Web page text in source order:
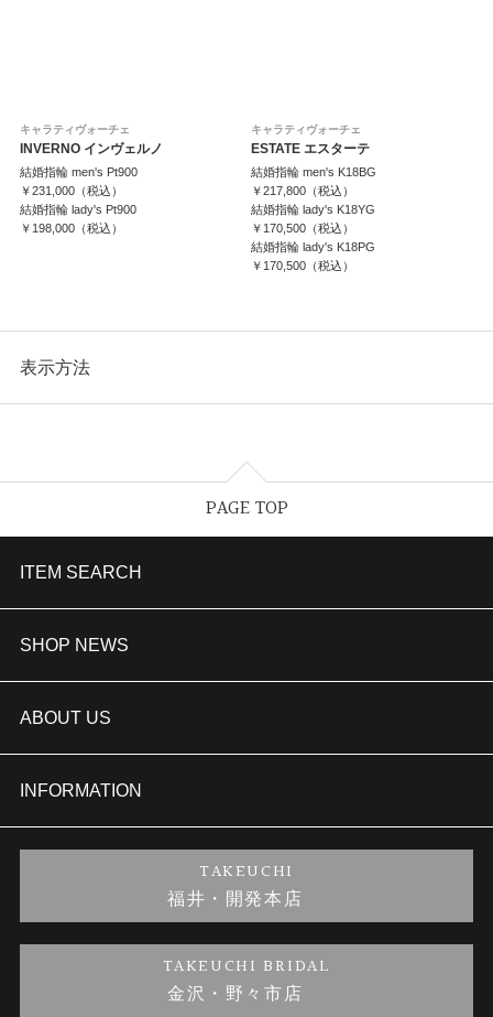
キャラティヴォーチェ
INVERNO インヴェルノ
結婚指輪 men's Pt900
￥231,000（税込）
結婚指輪 lady's Pt900
￥198,000（税込）
キャラティヴォーチェ
ESTATE エスターテ
結婚指輪 men's K18BG
￥217,800（税込）
結婚指輪 lady's K18YG
￥170,500（税込）
結婚指輪 lady's K18PG
￥170,500（税込）
表示方法
PAGE TOP
ITEM SEARCH
婚約指輪
結婚指輪
セットリング
婚約ネックレス
金・プラチナのお取引
SHOP NEWS
TAKEUCHI BRIDAL金沢本店情報
商品一覧
ブランドリスト
金澤指輪工房｜手作りペアリング
金澤指輪工房｜手作り結婚指輪 and 婚約指輪
ABOUT US
会社概要
お客様の声
INFORMATION
プライバシーポリシー
TAKEUCHI
福井・開発本店
TAKEUCHI BRIDAL
金沢・野々市店